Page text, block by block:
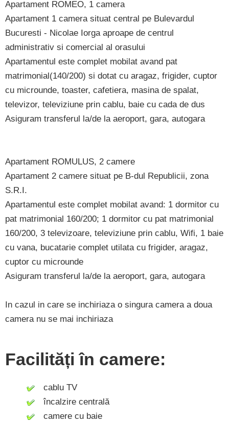
Apartament ROMEO, 1 camera
Apartament 1 camera situat central pe Bulevardul
Bucuresti - Nicolae Iorga aproape de centrul
administrativ si comercial al orasului
Apartamentul este complet mobilat avand pat
matrimonial(140/200) si dotat cu aragaz, frigider, cuptor
cu microunde, toaster, cafetiera, masina de spalat,
televizor, televiziune prin cablu, baie cu cada de dus
Asiguram transferul la/de la aeroport, gara, autogara
Apartament ROMULUS, 2 camere
Apartament 2 camere situat pe B-dul Republicii, zona
S.R.I.
Apartamentul este complet mobilat avand: 1 dormitor cu
pat matrimonial 160/200; 1 dormitor cu pat matrimonial
160/200, 3 televizoare, televiziune prin cablu, Wifi, 1 baie
cu vana, bucatarie complet utilata cu frigider, aragaz,
cuptor cu microunde
Asiguram transferul la/de la aeroport, gara, autogara
In cazul in care se inchiriaza o singura camera a doua
camera nu se mai inchiriaza
Facilități în camere:
cablu TV
încalzire centrală
camere cu baie